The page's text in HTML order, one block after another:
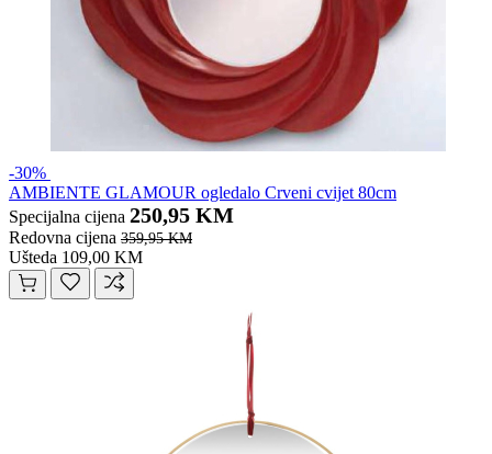
-30%
AMBIENTE GLAMOUR ogledalo Crveni cvijet 80cm
Specijalna cijena 250,95 KM
Redovna cijena 359,95 KM
Ušteda 109,00 KM